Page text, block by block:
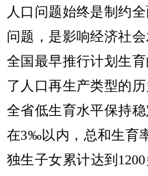
人口问题始终是制约
问题，是影响经济社
全国最早推行计划生
了人口再生产类型的
全省低生育水平保持
在3‰以内，总和生育
独生子女累计达到